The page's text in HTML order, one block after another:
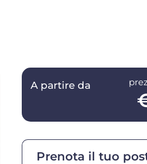
A partire da
Prenota il tuo